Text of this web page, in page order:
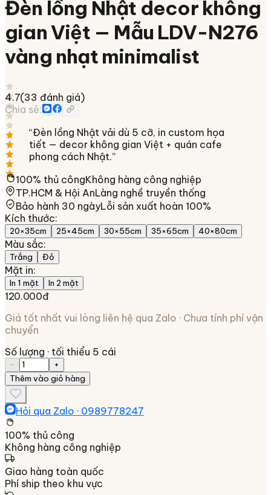
Đèn lồng Nhật decor không
gian Việt — Mẫu LDV-N276
vàng nhạt minimalist
4.7(33 đánh giá)
Chia sẻ:
“Đèn lồng Nhật vải dù 5 cỡ, in custom họa
tiết — decor không gian Việt + quán cafe
phong cách Nhật.”
100% thủ côngKhông hàng công nghiệp
TP.HCM & Hội AnLàng nghề truyền thống
Bảo hành 30 ngàyLỗi sản xuất hoàn 100%
Kích thước:
20×35cm 25×45cm 30×55cm 35×65cm 40×80cm
Màu sắc:
Trắng Đỏ
Mặt in:
In 1 mặt In 2 mặt
120.000đ
Giá tốt nhất vui lòng liên hệ qua Zalo · Chưa tính phí vận
chuyển
Số lượng · tối thiểu 5 cái
−
+
Thêm vào giỏ hàng
Hỏi qua Zalo · 0989778247
100% thủ công
Không hàng công nghiệp
Giao hàng toàn quốc
Phí ship theo khu vực